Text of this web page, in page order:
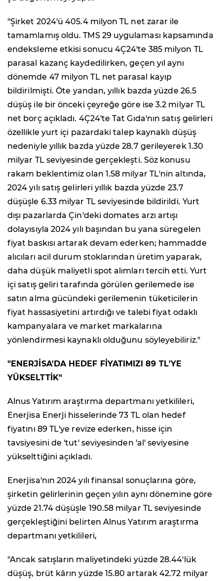
"Şirket 2024'ü 405.4 milyon TL net zarar ile
tamamlamış oldu. TMS 29 uygulaması kapsamında
endeksleme etkisi sonucu 4Ç24'te 385 milyon TL
parasal kazanç kaydedilirken, geçen yıl aynı
dönemde 47 milyon TL net parasal kayıp
bildirilmişti. Öte yandan, yıllık bazda yüzde 26.5
düşüş ile bir önceki çeyreğe göre ise 3.2 milyar TL
net borç açıkladı. 4Ç24'te Tat Gıda'nın satış gelirleri
özellikle yurt içi pazardaki talep kaynaklı düşüş
nedeniyle yıllık bazda yüzde 28.7 gerileyerek 1.30
milyar TL seviyesinde gerçekleşti. Söz konusu
rakam beklentimiz olan 1.58 milyar TL'nin altında,
2024 yılı satış gelirleri yıllık bazda yüzde 23.7
düşüşle 6.33 milyar TL seviyesinde bildirildi. Yurt
dışı pazarlarda Çin'deki domates arzı artışı
dolayısıyla 2024 yılı başından bu yana süregelen
fiyat baskısı artarak devam ederken; hammadde
alıcıları acil durum stoklarından üretim yaparak,
daha düşük maliyetli spot alımları tercih etti. Yurt
içi satış geliri tarafında görülen gerilemede ise
satın alma gücündeki gerilemenin tüketicilerin
fiyat hassasiyetini artırdığı ve talebi fiyat odaklı
kampanyalara ve market markalarına
yönlendirmesi kaynaklı olduğunu söyleyebiliriz."
"ENERJİSA'DA HEDEF FİYATIMIZI 89 TL'YE
YÜKSELTTİK"
Alnus Yatırım araştırma departmanı yetkilileri,
Enerjisa Enerji hisselerinde 73 TL olan hedef
fiyatını 89 TL'ye revize ederken, hisse için
tavsiyesini de 'tut' seviyesinden 'al' seviyesine
yükselttiğini açıkladı.
Enerjisa'nın 2024 yılı finansal sonuçlarına göre,
şirketin gelirlerinin geçen yılın aynı dönemine göre
yüzde 21.74 düşüşle 190.58 milyar TL seviyesinde
gerçekleştiğini belirten Alnus Yatırım araştırma
departmanı yetkilileri,
"Ancak satışların maliyetindeki yüzde 28.44'lük
düşüş, brüt kârın yüzde 15.80 artarak 42.72 milyar